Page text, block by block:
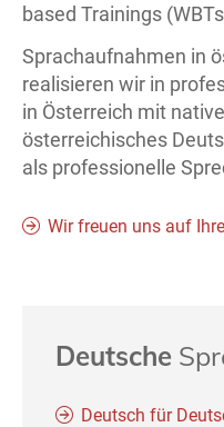
based Trainings
Sprachaufnahmen in
realisieren wir in
in Österreich mit
österreichisches
als professionelle
Wir freuen uns auf
Deutsche
Deutsch für